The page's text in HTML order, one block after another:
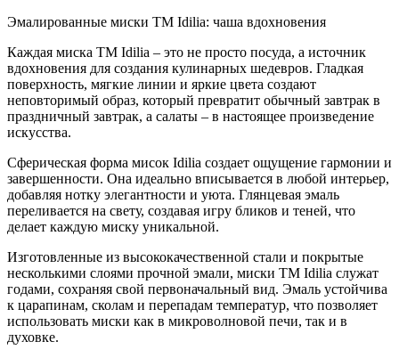
Эмалированные миски TM Idilia: чаша вдохновения
Каждая миска TM Idilia – это не просто посуда, а источник
вдохновения для создания кулинарных шедевров. Гладкая
поверхность, мягкие линии и яркие цвета создают
неповторимый образ, который превратит обычный завтрак в
праздничный завтрак, а салаты – в настоящее произведение
искусства.
Сферическая форма мисок Idilia создает ощущение гармонии и
завершенности. Она идеально вписывается в любой интерьер,
добавляя нотку элегантности и уюта. Глянцевая эмаль
переливается на свету, создавая игру бликов и теней, что
делает каждую миску уникальной.
Изготовленные из высококачественной стали и покрытые
несколькими слоями прочной эмали, миски TM Idilia служат
годами, сохраняя свой первоначальный вид. Эмаль устойчива
к царапинам, сколам и перепадам температур, что позволяет
использовать миски как в микроволновой печи, так и в
духовке.